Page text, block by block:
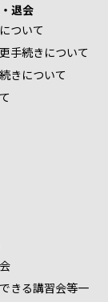
退会
ついて
手続きについて
きについて
きる講習会等一